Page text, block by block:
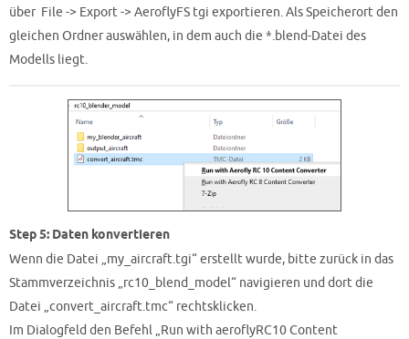
über File -> Export -> AeroflyFS tgi exportieren. Als Speicherort den
gleichen Ordner auswählen, in dem auch die *.blend-Datei des
Modells liegt.
Step 5: Daten konvertieren
Wenn die Datei „my_aircraft.tgi“ erstellt wurde, bitte zurück in das
Stammverzeichnis „rc10_blend_model“ navigieren und dort die
Datei „convert_aircraft.tmc“ rechtsklicken.
Im Dialogfeld den Befehl „Run with aeroflyRC10 Content